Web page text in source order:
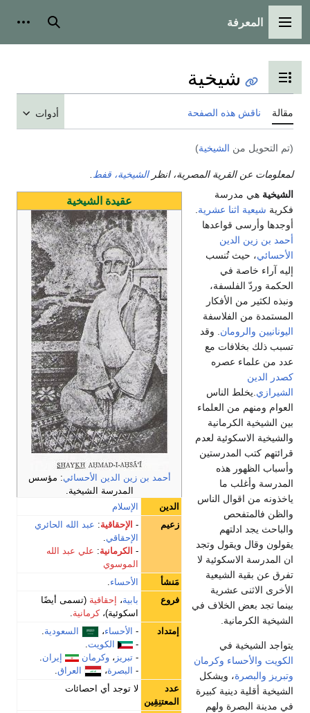
القائمة الرئيسية
المعرفة بحث
تبديل عرض جدول المحتويات
شيخية
مقالة ناقش هذه الصفحة أدوات
(تم التحويل من الشيخية)
لمعلومات عن القرية المصرية، انظرالشيخية، قفط
عقيدة الشيخية
أحمد بن زين الدين الأحسائي: مؤسس
المدرسة الشيخية.
الدين
الإسلام
زعيم
- الإحقاقية: عبد الله الحائري
الإحقاقي
- الكرمانية: علي عبد الله
الموسوي
مَنشأ
الأحساء
فروع
بابية، إحقاقية (تسمى أيضًا
اسكوئية)،كرمانية
إمتداد
- الأحساء، السعودية
-
الكويت
- تبريز ، وكرمان إيران
- البصرة، العراق
عدد
المعتنِقِين
لا توجد أي احصائات
الشيخية هي مدرسة
فكرية شيعية اثنا عشرية
أوجدها وأرسى قواعدها
أحمد بن زين الدين
الأحسائي، حيث تُنسب
إليه آراء خاصة في
الحكمة وردّ الفلسفة،
ونبذه لكثير من الأفكار
المستمدة من الفلاسفة
اليونانيين والرومان . وقد
تسبب ذلك بخلافات مع
عدد من علماء عصره
كصدر الدين
الشيرازي .يخلط الناس
العوام ومنهم من العلماء
بين الشيخية الكرمانية
والشيخية الاسكوئية لعدم
قرائتهم كتب المدرستين
وأسباب الظهور هذه
المدرسة وأغلب ما
ياخذونه من اقوال الناس
والظن فالمتفحص
والباحث يجد ادلتهم
يقولون وقال ويقول وتجد
ان المدرسة الاسكوئية لا
تفرق عن بقية الشيعية
الأخرى الاثنى عشرية
بينما تجد بعض الخلاف في
الشيخية الكرمانية.
يتواجد الشيخية في
الكويت والأحساء وكرمان
وتبريز والبصرة، ويشكل
الشيخية أقلية دينية كبيرة
في مدينة البصرة ولهم